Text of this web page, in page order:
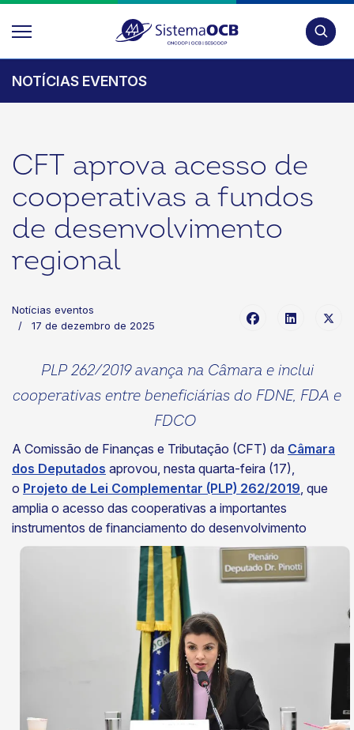
NOTÍCIAS EVENTOS
CFT aprova acesso de
cooperativas a fundos
de desenvolvimento
regional
Notícias eventos
17 de dezembro de 2025
PLP 262/2019 avança na Câmara e inclui
cooperativas entre beneficiárias do FDNE, FDA e
FDCO
A Comissão de Finanças e Tributação (CFT) da Câmara
dos Deputados aprovou, nesta quarta-feira (17),
o Projeto de Lei Complementar (PLP) 262/2019, que
amplia o acesso das cooperativas a importantes
instrumentos de financiamento do desenvolvimento